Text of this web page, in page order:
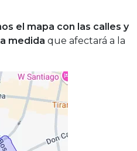
el mapa con las calles y
medida que afectará a la